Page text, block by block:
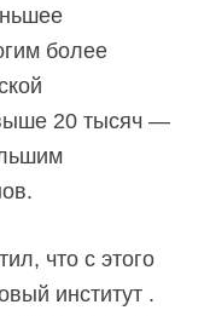
более
20 тысяч —
что с этого
институт .